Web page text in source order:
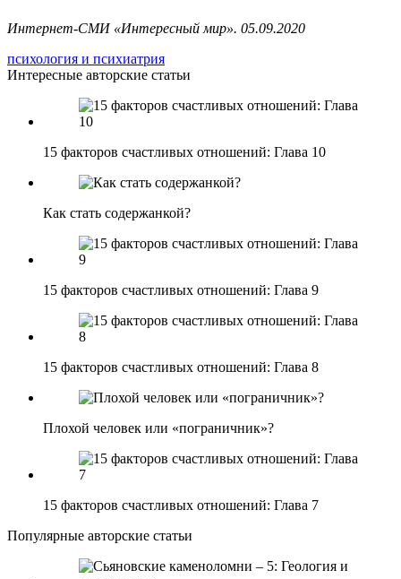
Интернет-СМИ «Интересный мир». 05.09.2020
психология и психиатрия
Интересные авторские статьи
15 факторов счастливых отношений: Глава 10
Как стать содержанкой?
15 факторов счастливых отношений: Глава 9
15 факторов счастливых отношений: Глава 8
Плохой человек или «пограничник»?
15 факторов счастливых отношений: Глава 7
Популярные авторские статьи